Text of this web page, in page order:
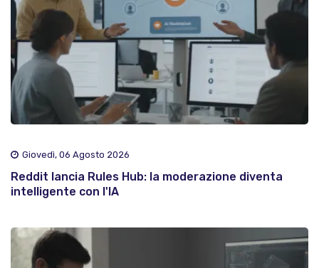
Giovedì, 06 Agosto 2026
Reddit lancia Rules Hub: la moderazione diventa
intelligente con l'IA